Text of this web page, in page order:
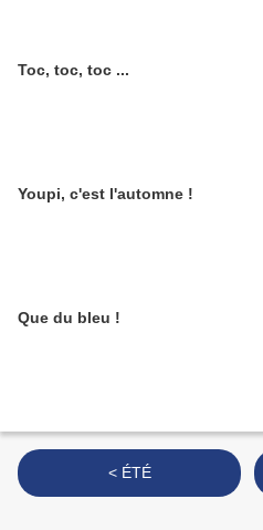
Toc, toc, toc ...
Youpi, c'est l'automne !
Que du bleu !
< ÉTÉ